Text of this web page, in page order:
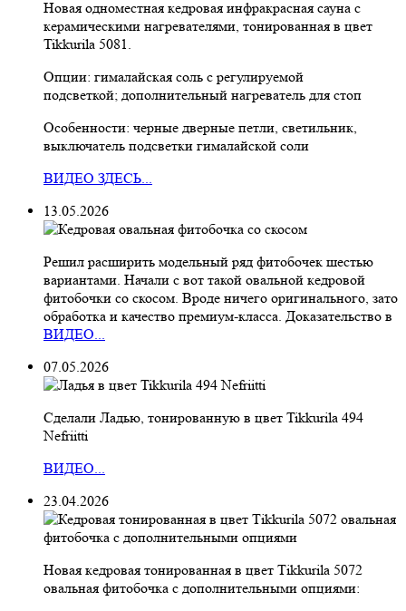
Новая одноместная кедровая инфракрасная сауна с
керамическими нагревателями, тонированная в цвет
Tikkurila 5081.
Опции: гималайская соль с регулируемой
подсветкой; дополнительный нагреватель для стоп
Особенности: черные дверные петли, светильник,
выключатель подсветки гималайской соли
ВИДЕО ЗДЕСЬ...
13.05.2026
Решил расширить модельный ряд фитобочек шестью
вариантами. Начали с вот такой овальной кедровой
фитобочки со скосом. Вроде ничего оригинального, зато
обработка и качество премиум-класса. Доказательство в
ВИДЕО...
07.05.2026
Сделали Ладью, тонированную в цвет Tikkurila 494
Nefriitti
ВИДЕО...
23.04.2026
Новая кедровая тонированная в цвет Тikkurila 5072
овальная фитобочка с дополнительными опциями: